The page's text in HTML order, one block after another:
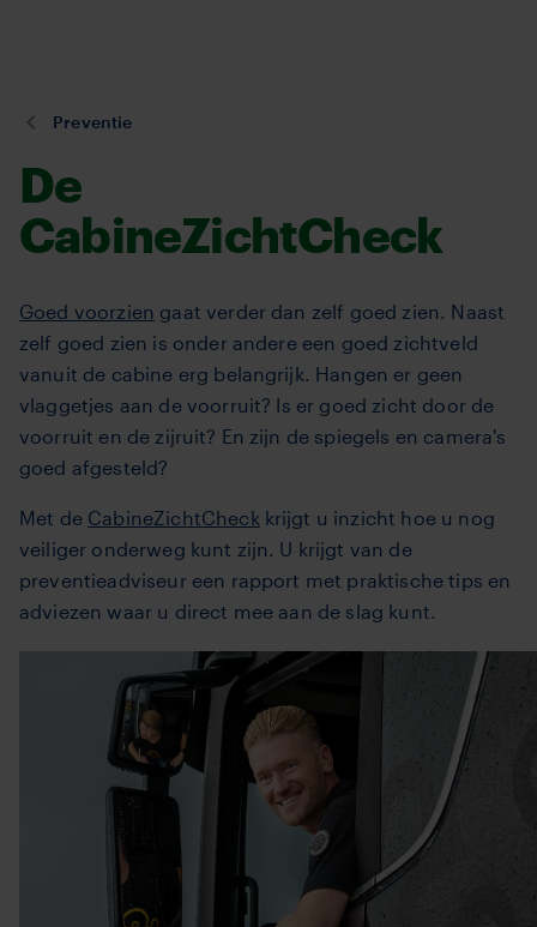
gaan
U
hier:
Preventie
De
CabineZichtCheck
Goed voorzien gaat verder dan zelf goed zien. Naast
zelf goed zien is onder andere een goed zichtveld
vanuit de cabine erg belangrijk. Hangen er geen
vlaggetjes aan de voorruit? Is er goed zicht door de
voorruit en de zijruit? En zijn de spiegels en camera's
goed afgesteld?
Met de CabineZichtCheck krijgt u inzicht hoe u nog
veiliger onderweg kunt zijn. U krijgt van de
preventieadviseur een rapport met praktische tips en
adviezen waar u direct mee aan de slag kunt.